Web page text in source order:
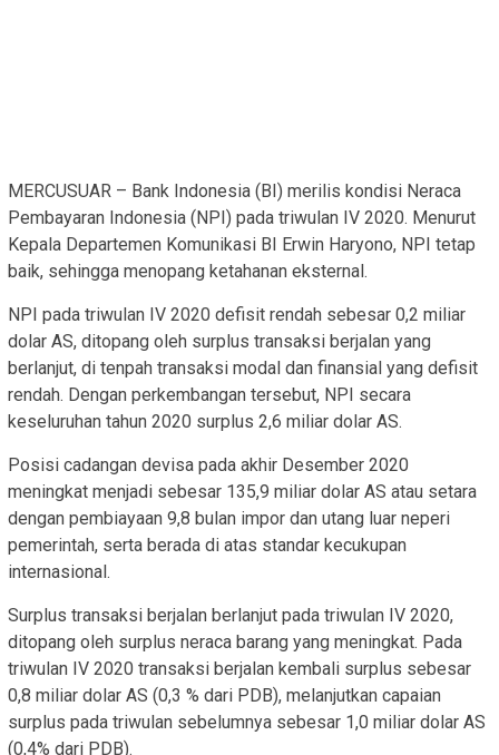
MERCUSUAR – Bank Indonesia (BI) merilis kondisi Neraca
Pembayaran Indonesia (NPI) pada triwulan IV 2020. Menurut
Kepala Departemen Komunikasi BI Erwin Haryono, NPI tetap
baik, sehingga menopang ketahanan eksternal.
NPI pada triwulan IV 2020 defisit rendah sebesar 0,2 miliar
dolar AS, ditopang oleh surplus transaksi berjalan yang
berlanjut, di tenpah transaksi modal dan finansial yang defisit
rendah. Dengan perkembangan tersebut, NPI secara
keseluruhan tahun 2020 surplus 2,6 miliar dolar AS.
Posisi cadangan devisa pada akhir Desember 2020
meningkat menjadi sebesar 135,9 miliar dolar AS atau setara
dengan pembiayaan 9,8 bulan impor dan utang luar neperi
pemerintah, serta berada di atas standar kecukupan
internasional.
Surplus transaksi berjalan berlanjut pada triwulan IV 2020,
ditopang oleh surplus neraca barang yang meningkat. Pada
triwulan IV 2020 transaksi berjalan kembali surplus sebesar
0,8 miliar dolar AS (0,3 % dari PDB), melanjutkan capaian
surplus pada triwulan sebelumnya sebesar 1,0 miliar dolar AS
(0,4% dari PDB).